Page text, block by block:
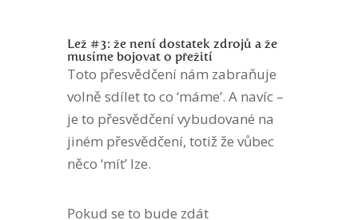
Lež #3: že není dostatek zdrojů a že
musíme bojovat o přežití
Toto přesvědčení nám zabraňuje
volně sdílet to co ‘máme’. A navíc –
je to přesvědčení vybudované na
jiném přesvědčení, totiž že vůbec
něco ‘mít’ lze.
Pokud se to bude zdát